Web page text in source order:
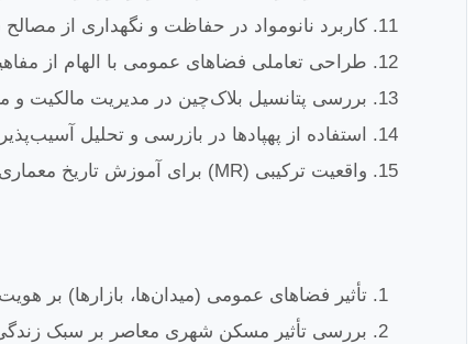
کاربرد نانومواد در حفاظت و نگهداری از
طراحی تعاملی فضاهای عمومی با الهام از
بررسی پتانسیل بلاک‌چین در مدیریت مالکیت و
استفاده از پهپادها در بازرسی و تحلیل
واقعیت ترکیبی (MR) برای آموزش تاریخ معماری ایران به دانشجویان.
تأثیر فضاهای عمومی (میدان‌ها، بازارها) بر
بررسی تأثیر مسکن شهری معاصر بر سبک زندگی